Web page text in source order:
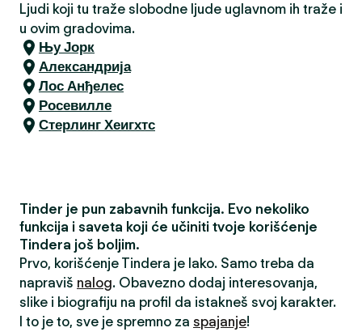
Ljudi koji tu traže slobodne ljude uglavnom ih traže i
u ovim gradovima.
Њу Јорк
Александрија
Лос Анђелес
Росевилле
Стерлинг Хеигхтс
Tinder je pun zabavnih funkcija. Evo nekoliko
funkcija i saveta koji će učiniti tvoje korišćenje
Tindera još boljim.
Prvo, korišćenje Tindera je lako. Samo treba da
napraviš nalog. Obavezno dodaj interesovanja,
slike i biografiju na profil da istakneš svoj karakter.
I to je to, sve je spremno za spajanje!